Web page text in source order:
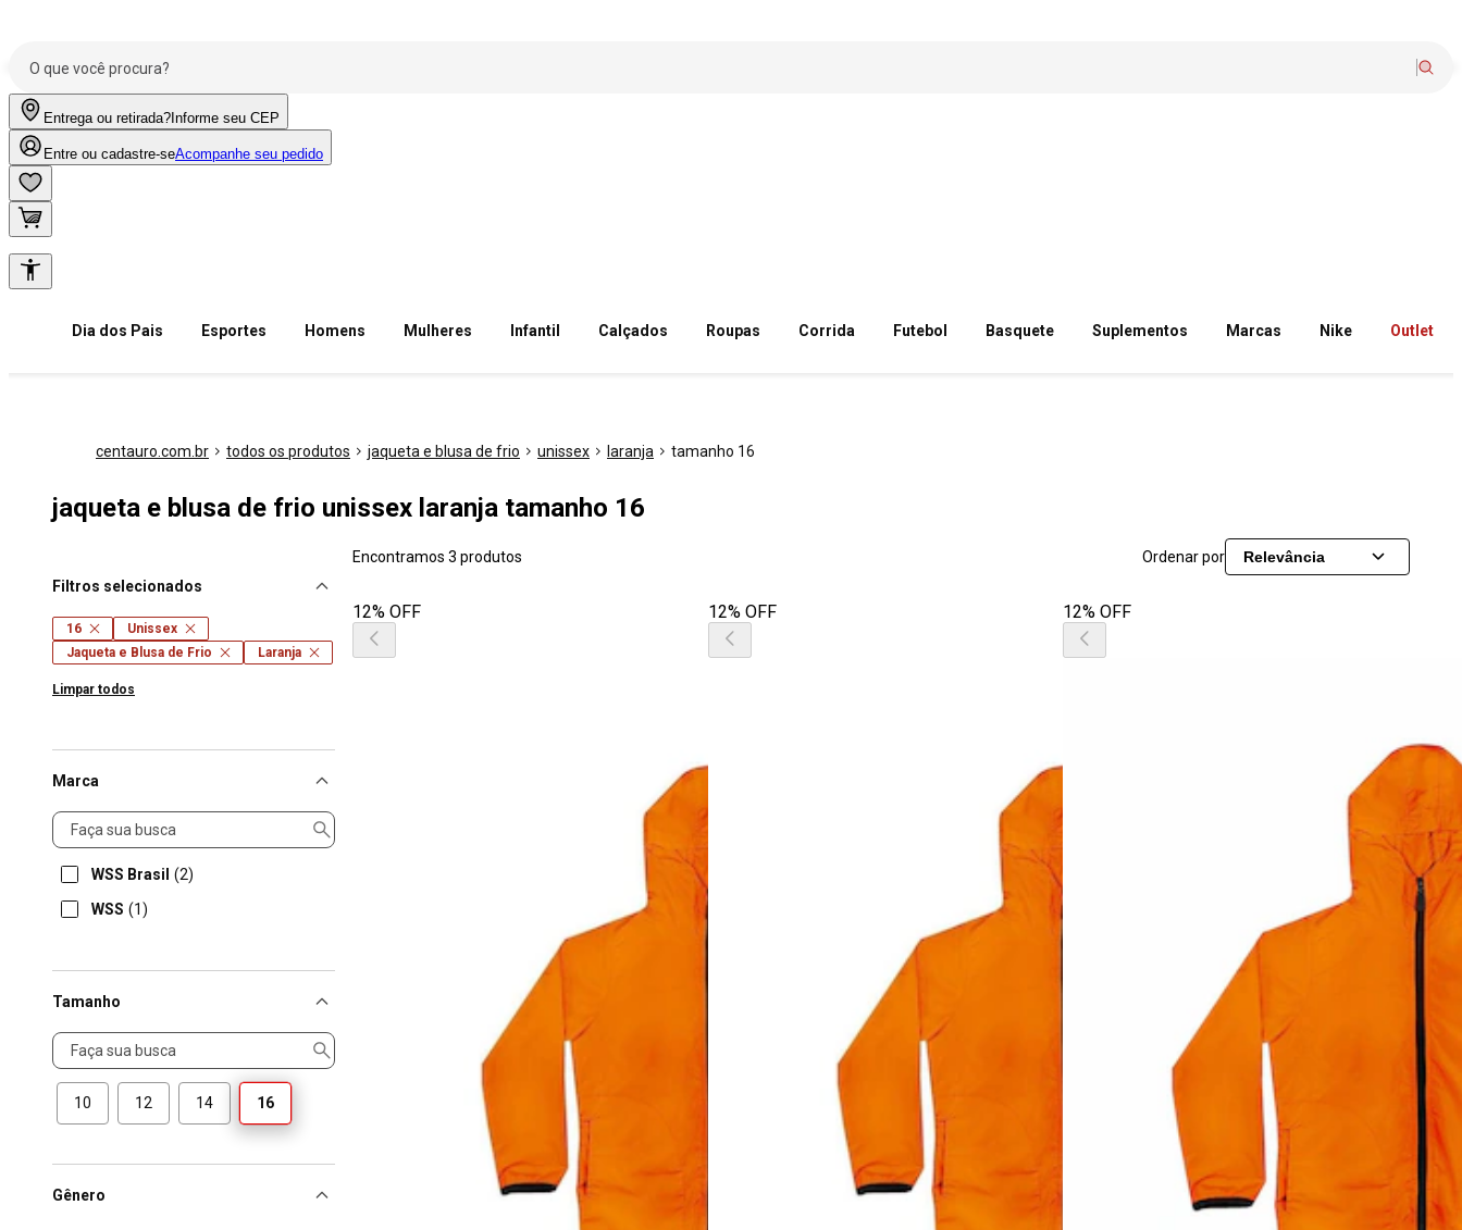
Entrega ou retirada? Informe seu CEP
Entre ou cadastre-seAcompanhe seu pedido
Dia dos Pais Esportes Homens Mulheres Infantil Calçados Roupas Corrida Futebol Basquete Suplementos Marcas Nike Outlet
centauro.com.br todos os produtos jaqueta e blusa de frio unissex laranja tamanho 16
jaqueta e blusa de frio unissex laranja tamanho 16
Filtros selecionados
16
Unissex
Jaqueta e Blusa de Frio
Laranja
Limpar todos
Marca
Marca
WSS Brasil (2)
WSS (1)
Tamanho
Tamanho
10 12 14 16
Gênero
Encontramos 3 produtos Ordenar por Relevância
12% OFF 12% OFF 12% OFF